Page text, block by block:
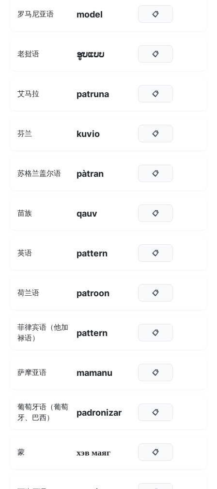
罗马尼亚语 model 📋
老挝语 ຮູບແບບ 📋
艾马拉 patruna 📋
芬兰 kuvio 📋
苏格兰盖尔语 pàtran 📋
苗族 qauv 📋
英语 pattern 📋
荷兰语 patroon 📋
菲律宾语（他加
禄语）
pattern 📋
萨摩亚语 mamanu 📋
葡萄牙语（葡萄
牙、巴西）
padronizar 📋
蒙 хэв маяг 📋